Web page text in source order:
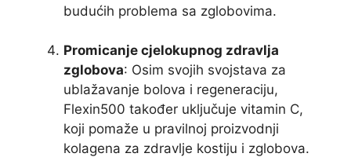
budućih problema sa zglobovima.
Promicanje cjelokupnog zdravlja
zglobova: Osim svojih svojstava za
ublažavanje bolova i regeneraciju,
Flexin500 također uključuje vitamin C,
koji pomaže u pravilnoj proizvodnji
kolagena za zdravlje kostiju i zglobova.